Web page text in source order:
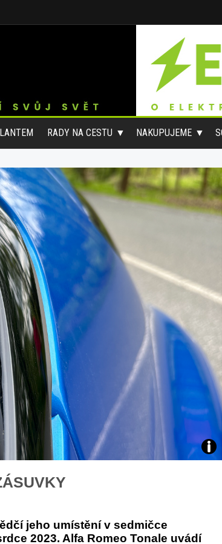
RADY NA CESTU NAKUPUJEME
Test
jeho umístění v sedmičce
2023. Alfa Romeo Tonale uvádí
na cestách
bezpečnou jízdu
V roli jezdkyně rallycrossu
rozhovor se Štěpánkou